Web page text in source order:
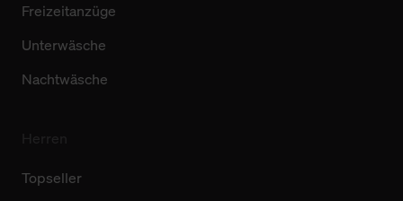
Freizeitanzüge
Unterwäsche
Nachtwäsche
Topseller